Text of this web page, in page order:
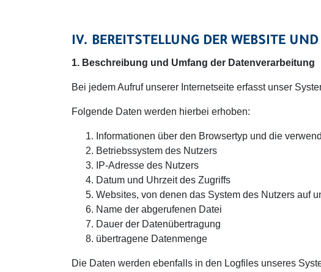
IV. BEREITSTELLUNG DER WEBSITE
1. Beschreibung und Umfang der Datenverarbeitung
Bei jedem Aufruf unserer Internetseite erfasst unser
Folgende Daten werden hierbei erhoben:
Informationen über den Browsertyp und die
Betriebssystem des Nutzers
IP-Adresse des Nutzers
Datum und Uhrzeit des Zugriffs
Websites, von denen das System des Nutzers auf
Name der abgerufenen Datei
Dauer der Datenübertragung
übertragene Datenmenge
Die Daten werden ebenfalls in den Logfiles unseres